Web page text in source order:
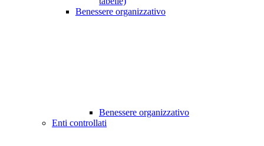
Benessere organizzativo
Benessere organizzativo
Enti controllati